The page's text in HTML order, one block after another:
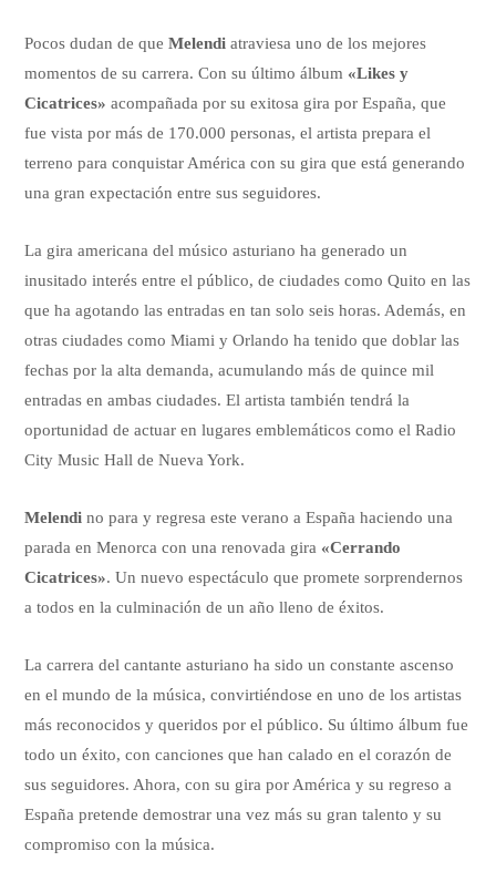
Pocos dudan de queMelendi atraviesa uno de los mejores
momentos de su carrera. Con su último álbum «Likes y
Cicatrices» acompañada por su exitosa gira por España, que
fue vista por más de 170.000 personas, el artista prepara el
terreno para conquistar América con su gira que está generando
una gran expectación entre sus seguidores.
La gira americana del músico asturiano ha generado un
inusitado interés entre el público, de ciudades como Quito en las
que ha agotando las entradas en tan solo seis horas. Además, en
otras ciudades como Miami y Orlando ha tenido que doblar las
fechas por la alta demanda, acumulando más de quince mil
entradas en ambas ciudades. El artista también tendrá la
oportunidad de actuar en lugares emblemáticos como el Radio
City Music Hall de Nueva York.
Melendi no para y regresa este verano a España haciendo una
parada en Menorca con una renovada gira «Cerrando
Cicatrices». Un nuevo espectáculo que promete sorprendernos
a todos en la culminación de un año lleno de éxitos.
La carrera del cantante asturiano ha sido un constante ascenso
en el mundo de la música, convirtiéndose en uno de los artistas
más reconocidos y queridos por el público. Su último álbum fue
todo un éxito, con canciones que han calado en el corazón de
sus seguidores. Ahora, con su gira por América y su regreso a
España pretende demostrar una vez más su gran talento y su
compromiso con la música.